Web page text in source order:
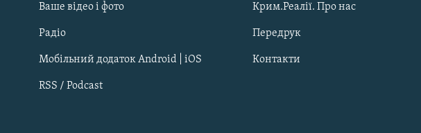
ДОЛУЧАЙСЯ!
Ваше відео і фото
Радіо
Мобільний додаток Android | iOS
RSS / Podcast
Крим.Реалії. Про нас
Передрук
Контакти